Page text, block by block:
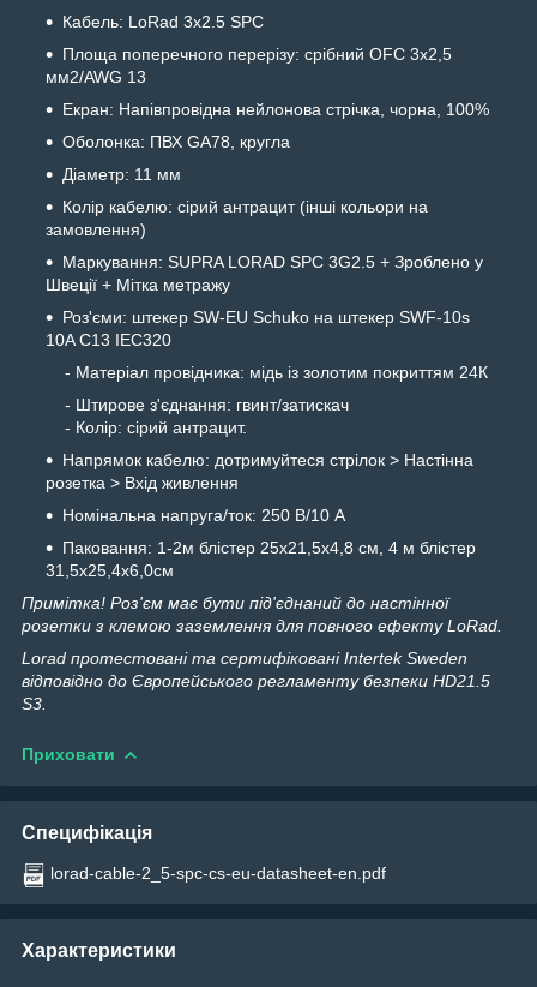
Кабель: LoRad 3x2.5 SPC
Площа поперечного перерізу: срібний OFC 3x2,5
мм2/AWG 13
Екран: Напівпровідна нейлонова стрічка, чорна, 100%
Оболонка: ПВХ GA78, кругла
Діаметр: 11 мм
Колір кабелю: сірий антрацит (інші кольори на
замовлення)
Маркування: SUPRA LORAD SPC 3G2.5 + Зроблено у
Швеції + Мітка метражу
Роз'єми: штекер SW-EU Schuko на штекер SWF-10s
10A C13 IEC320
- Матеріал провідника: мідь із золотим покриттям 24К
- Штирове з'єднання: гвинт/затискач
- Колір: сірий антрацит.
Напрямок кабелю: дотримуйтеся стрілок > Настінна
розетка > Вхід живлення
Номінальна напруга/ток: 250 В/10 А
Паковання: 1-2м блістер 25х21,5х4,8 см, 4 м блістер
31,5х25,4х6,0см
Примітка! Роз'єм має бути під'єднаний до настінної
розетки з клемою заземлення для повного ефекту LoRad.
Lorad протестовані та сертифіковані Intertek Sweden
відповідно до Європейського регламенту безпеки HD21.5
S3.
Приховати
Специфікація
lorad-cable-2_5-spc-cs-eu-datasheet-en.pdf
Характеристики